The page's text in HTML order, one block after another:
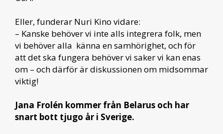
Eller, funderar Nuri Kino vidare:
– Kanske behöver vi inte alls integrera folk, men
vi behöver alla känna en samhörighet, och för
att det ska fungera behöver vi saker vi kan enas
om – och därför är diskussionen om midsommar
viktig!
Jana Frolén kommer från Belarus och har
snart bott tjugo år i Sverige.